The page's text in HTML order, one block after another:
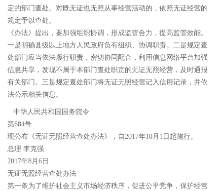
定的部门查处。对既无证也无照从事经营活动的，依照无证经营的
规定予以查处。
《办法》提出，要加强组织协调，形成监管合力，提高监管效能。
一是明确县级以上地方人民政府负有组织、协调职责。二是规定查
处部门应当依法履行职责，密切协同配合，利用信息网络平台加强
信息共享，发现不属于本部门查处职责的无证无照经营，及时通报
有关部门。三是规定查处部门将无证无照经营记入信用记录，并依
法公示相关信息。
中华人民共和国国务院令
第684号
现公布《无证无照经营查处办法》，自2017年10月1日起施行。
总理 李克强
2017年8月6日
无证无照经营查处办法
第一条为了维护社会主义市场经济秩序，促进公平竞争，保护经营